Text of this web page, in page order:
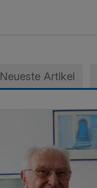
Neueste Artikel